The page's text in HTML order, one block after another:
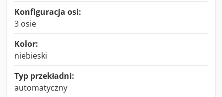
Konfiguracja osi:
3 osie
Kolor:
niebieski
Typ przekładni:
automatyczny